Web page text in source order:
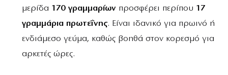
μερίδα 170 γραμμαρίων προσφέρει περίπου 17
γραμμάρια πρωτεΐνης. Είναι ιδανικό για πρωινό ή
ενδιάμεσο γεύμα, καθώς βοηθά στον κορεσμό για
αρκετές ώρες.